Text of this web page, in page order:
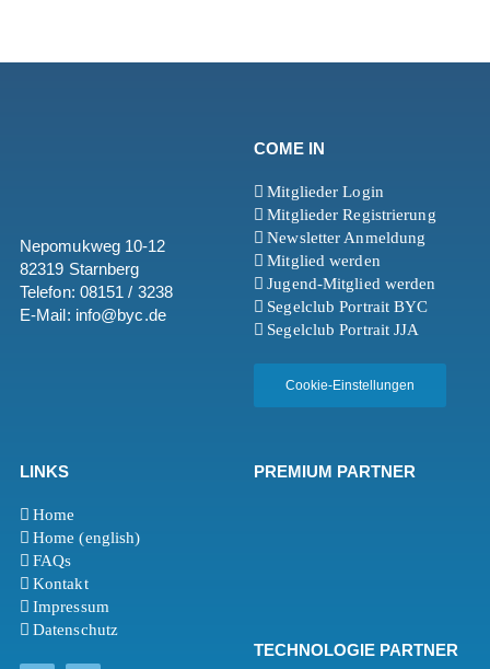
Nepomukweg 10-12
82319 Starnberg
Telefon: 08151 / 3238
E-Mail: info@byc.de
COME IN
Mitglieder Login
Mitglieder Registrierung
Newsletter Anmeldung
Mitglied werden
Jugend-Mitglied werden
Segelclub Portrait BYC
Segelclub Portrait JJA
Cookie-Einstellungen
LINKS
Home
Home (english)
FAQs
Kontakt
Impressum
Datenschutz
PREMIUM PARTNER
TECHNOLOGIE PARTNER